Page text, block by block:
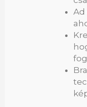
Ad